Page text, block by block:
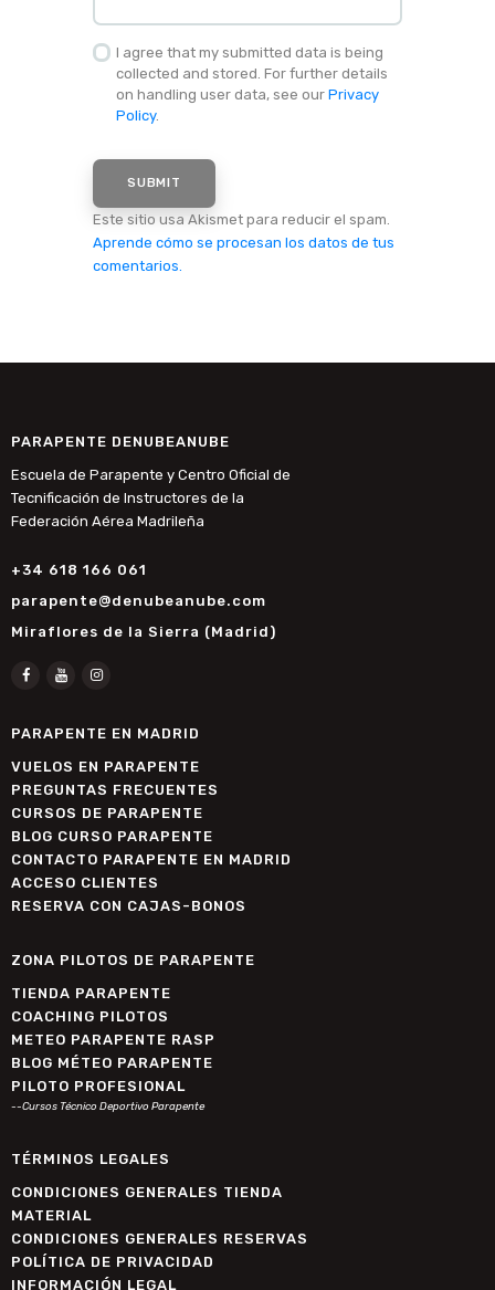
I agree that my submitted data is being
collected and stored. For further details
on handling user data, see our Privacy
Policy.
Este sitio usa Akismet para reducir el spam.
Aprende cómo se procesan los datos de tus
comentarios.
PARAPENTE DENUBEANUBE
Escuela de Parapente y Centro Oficial de
Tecnificación de Instructores de la
Federación Aérea Madrileña
Miraflores de la Sierra (Madrid)
parapente@denubeanube.com
+34 618 166 061
PARAPENTE EN MADRID
VUELOS EN PARAPENTE
PREGUNTAS FRECUENTES
CURSOS DE PARAPENTE
BLOG CURSO PARAPENTE
CONTACTO PARAPENTE EN MADRID
ACCESO CLIENTES
RESERVA CON CAJAS-BONOS
ZONA PILOTOS DE PARAPENTE
TIENDA PARAPENTE
COACHING PILOTOS
METEO PARAPENTE RASP
BLOG MÉTEO PARAPENTE
PILOTO PROFESIONAL
--Cursos Técnico Deportivo Parapente
TÉRMINOS LEGALES
CONDICIONES GENERALES TIENDA
MATERIAL
CONDICIONES GENERALES RESERVAS
POLÍTICA DE PRIVACIDAD
INFORMACIÓN LEGAL